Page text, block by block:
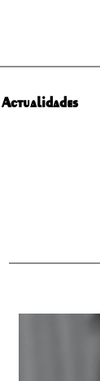
Actualidades